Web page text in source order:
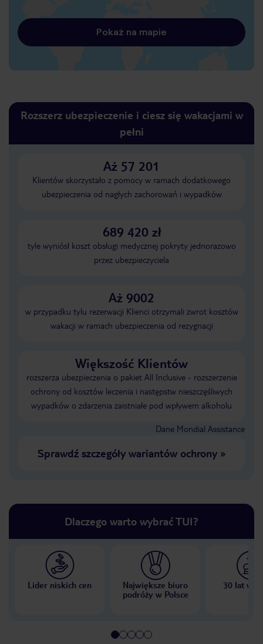
Pokaż na mapie
Rozszerz ubezpieczenie i ciesz się wakacjami w
pełni
Aż 57 201
Klientów skorzystało z pomocy w ramach dodatkowego
ubezpieczenia od nagłych zachorowań i wypadków
689 420 zł
tyle wyniósł koszt obsługi medycznej pokryty jednorazowo
przez ubezpieczyciela
Aż 9002
w przypadku tylu rezerwacji Klienci otrzymali zwrot kosztów
wakacji w ramach ubezpieczenia od rezygnacji
Większość Klientów
rozszerza ubezpieczenia o pakiet All Inclusive - rozszerzenie
ochrony od kosztów leczenia i następstw nieszczęśliwych
wypadków o zdarzenia zaistniałe pod wpływem alkoholu
Dane Mondial Assistance
Sprawdź szczegóły wariantów ochrony»
Dlaczego warto wybrać TUI?
Lider niskich cen
Największe biuro
podróży w Polsce
30 lat w